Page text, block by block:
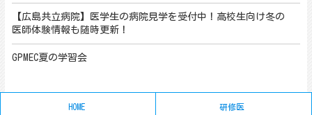
【広島共立病院】医学生の病院見学を受付中！高校生向け冬の
医師体験情報も随時更新！
GPMEC夏の学習会
HOME 研修医